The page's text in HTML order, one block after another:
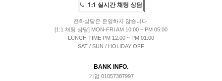
1:1 실시간 채팅 상담
전화상담은 운영하지 않습니다.
[1:1 채팅 상담] MON-FRI AM 10:00 ~ PM 05:00
LUNCH TIME PM 12:00 ~ PM 01:00
SAT / SUN / HOLIDAY OFF
BANK INFO.
기업 01057387997